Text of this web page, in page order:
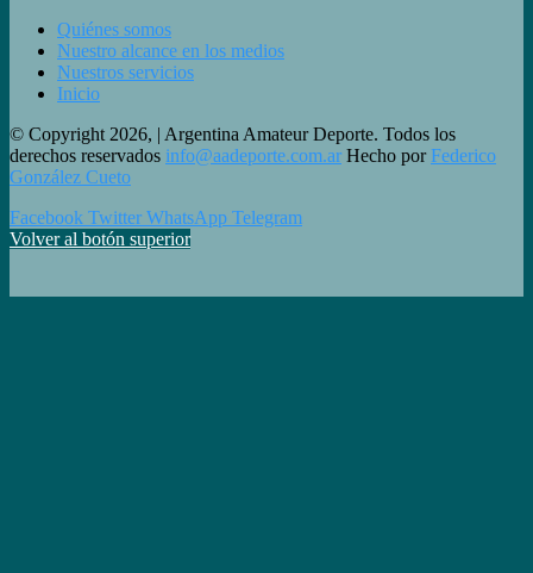
Quiénes somos
Nuestro alcance en los medios
Nuestros servicios
Inicio
© Copyright 2026, | Argentina Amateur Deporte. Todos los
derechos reservados info@aadeporte.com.ar Hecho por Federico
González Cueto
Facebook Twitter WhatsApp Telegram
Volver al botón superior